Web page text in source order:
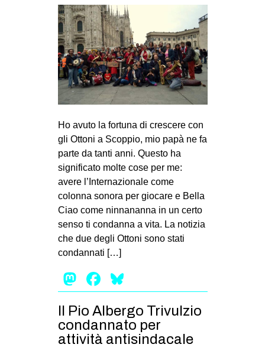
Ho avuto la fortuna di crescere con
gli Ottoni a Scoppio, mio papà ne fa
parte da tanti anni. Questo ha
significato molte cose per me:
avere l’Internazionale come
colonna sonora per giocare e Bella
Ciao come ninnananna in un certo
senso ti condanna a vita. La notizia
che due degli Ottoni sono stati
condannati […]
Mastodon
Facebook
Il Pio Albergo Trivulzio
condannato per
attività antisindacale